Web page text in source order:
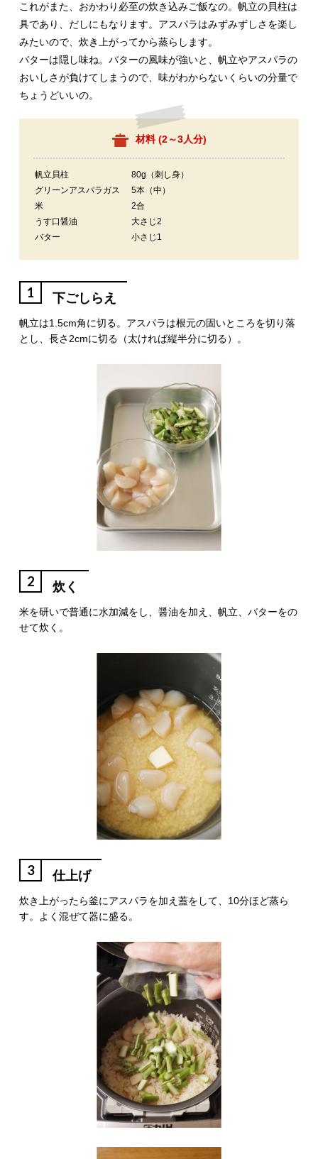
これがまた、おかわり必至の炊き込みご飯なの。帆立の貝柱は
具であり、だしにもなります。アスパラはみずみずしさを楽し
みたいので、炊き上がってから蒸らします。
バターは隠し味ね。バターの風味が強いと、帆立やアスパラの
おいしさが負けてしまうので、味がわからないくらいの分量で
ちょうどいいの。
材料 (2～3人分)
帆立貝柱
80g（刺し身）
グリーンアスパラガス
5本（中）
米
2合
うす口醤油
大さじ2
バター
小さじ1
1 下ごしらえ
帆立は1.5cm角に切る。アスパラは根元の固いところを切り落
とし、長さ2cmに切る（太ければ縦半分に切る）。
2 炊く
米を研いで普通に水加減をし、醤油を加え、帆立、バターをの
せて炊く。
3 仕上げ
炊き上がったら釜にアスパラを加え蓋をして、10分ほど蒸ら
す。よく混ぜて器に盛る。